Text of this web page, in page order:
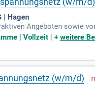
| Hagen
Angeboten sowie
in Kooperation mit
| Vollzeit |+weitere
(w/m/d)